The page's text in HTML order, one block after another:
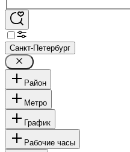
Санкт-Петербург
Район
Метро
График
Рабочие часы